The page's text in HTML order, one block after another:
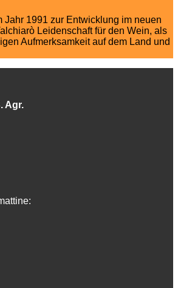
Jahr 1991 zur Entwicklung im neuen
Leidenschaft für den Wein, als
Aufmerksamkeit auf dem Land und
Agr.